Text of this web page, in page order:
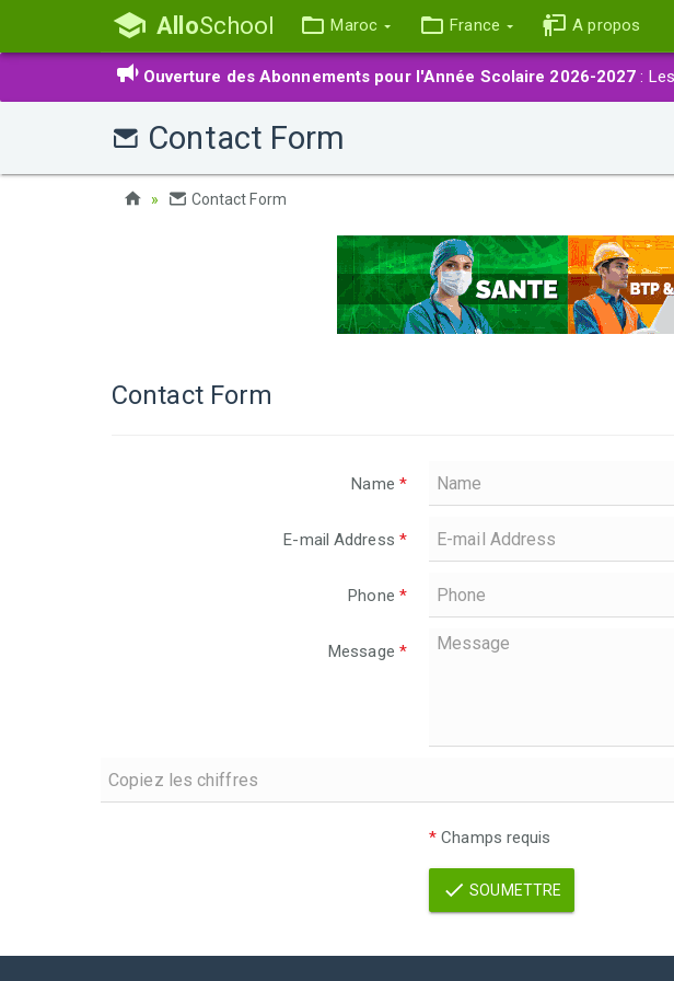
AlloSchool Maroc France A propos
Ouverture des Abonnements pour l'Année Scolaire 2026-2027 :
Contact Form
Contact Form
Contact Form
Name *
E-mail Address *
Phone *
Message *
* Champs requis
SOUMETTRE